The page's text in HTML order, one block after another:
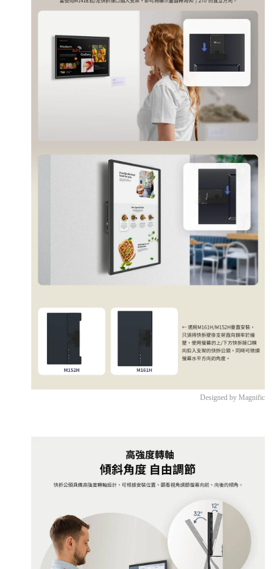
Designed by Magnific